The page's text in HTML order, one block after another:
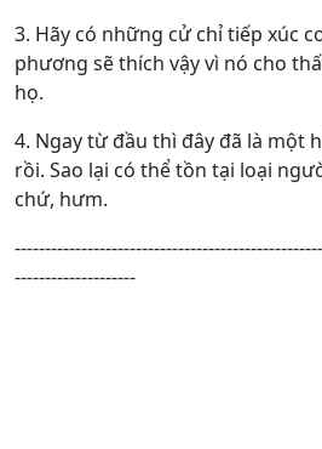
3. Hãy có những cử chỉ tiếp xúc
phương sẽ thích vậy vì nó cho
họ.
4. Ngay từ đầu thì đây đã là một
rồi. Sao lại có thể tồn tại loại
chứ, hưm.
--------------------